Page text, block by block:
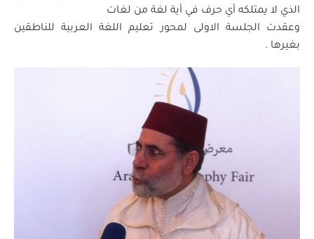
الذي لا يمتلكه أي حرف في أية لغة من لغات
وعقدت الجلسة الاولى لمحور تعليم اللغة العربية للناطقين
بغيرها .